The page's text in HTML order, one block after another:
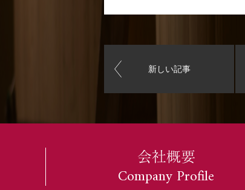
新しい記事
会社概要
Company Profile